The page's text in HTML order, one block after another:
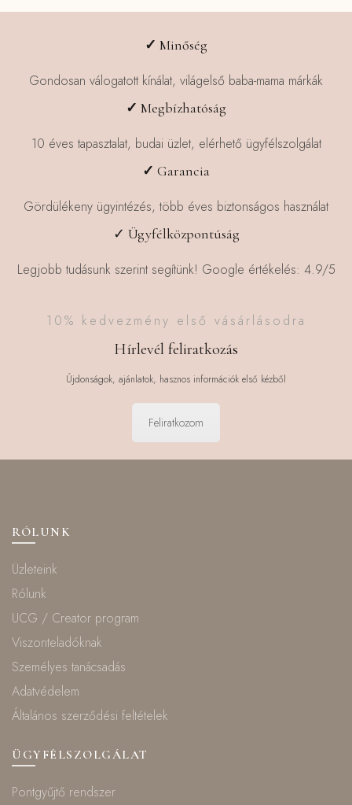
✓ Minőség
Gondosan válogatott kínálat, világelső baba-mama márkák
✓ Megbízhatóság
10 éves tapasztalat, budai üzlet, elérhető ügyfélszolgálat
✓ Garancia
Gördülékeny ügyintézés, több éves biztonságos használat
✓ Ügyfélközpontúság
Legjobb tudásunk szerint segítünk! Google értékelés: 4.9/5
10% kedvezmény első vásárlásodra
Hírlevél feliratkozás
Újdonságok, ajánlatok, hasznos információk első kézből
Feliratkozom
RÓLUNK
Üzleteink
Rólunk
UCG / Creator program
Viszonteladóknak
Személyes tanácsadás
Adatvédelem
Általános szerződési feltételek
ÜGYFÉLSZOLGÁLAT
Pontgyűjtő rendszer